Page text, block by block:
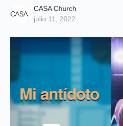
CASA Church
julio 11, 2022